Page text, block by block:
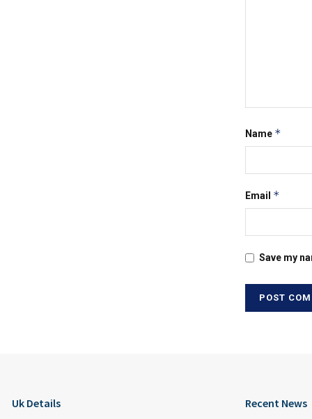
Name *
Email *
Save my
Uk Details Recent News